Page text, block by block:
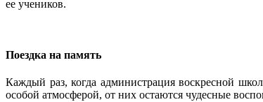
ее учеников.
Поездка на память
Каждый раз, когда администрация воскресной
особой атмосферой, от них остаются чудесные